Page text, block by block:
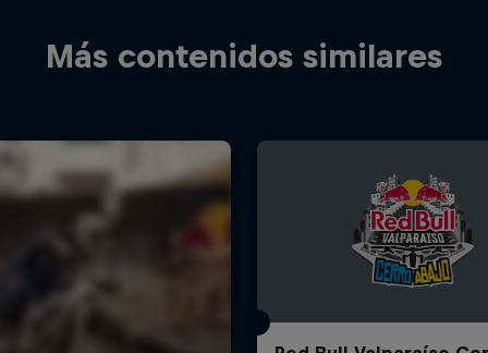
Más contenidos similares